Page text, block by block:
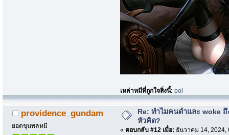
เหล่าหมีที่ถูกใจสิ่งนี้:pol
providence_gundam
ยอดขุนพลหมี
Re: ทำไมคนดำและ woke ถึ
หัวคิด?
« ตอบกลับ #12 เมื่อ: ธันวาคม 14, 2024,